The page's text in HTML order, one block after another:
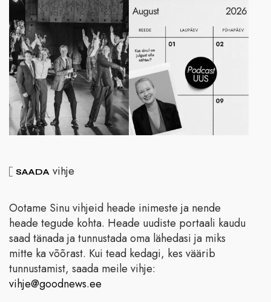
SAADA vihje
Ootame Sinu vihjeid heade inimeste ja nende
heade tegude kohta. Heade uudiste portaali kaudu
saad tänada ja tunnustada oma lähedasi ja miks
mitte ka võõrast. Kui tead kedagi, kes väärib
tunnustamist, saada meile vihje:
vihje@goodnews.ee